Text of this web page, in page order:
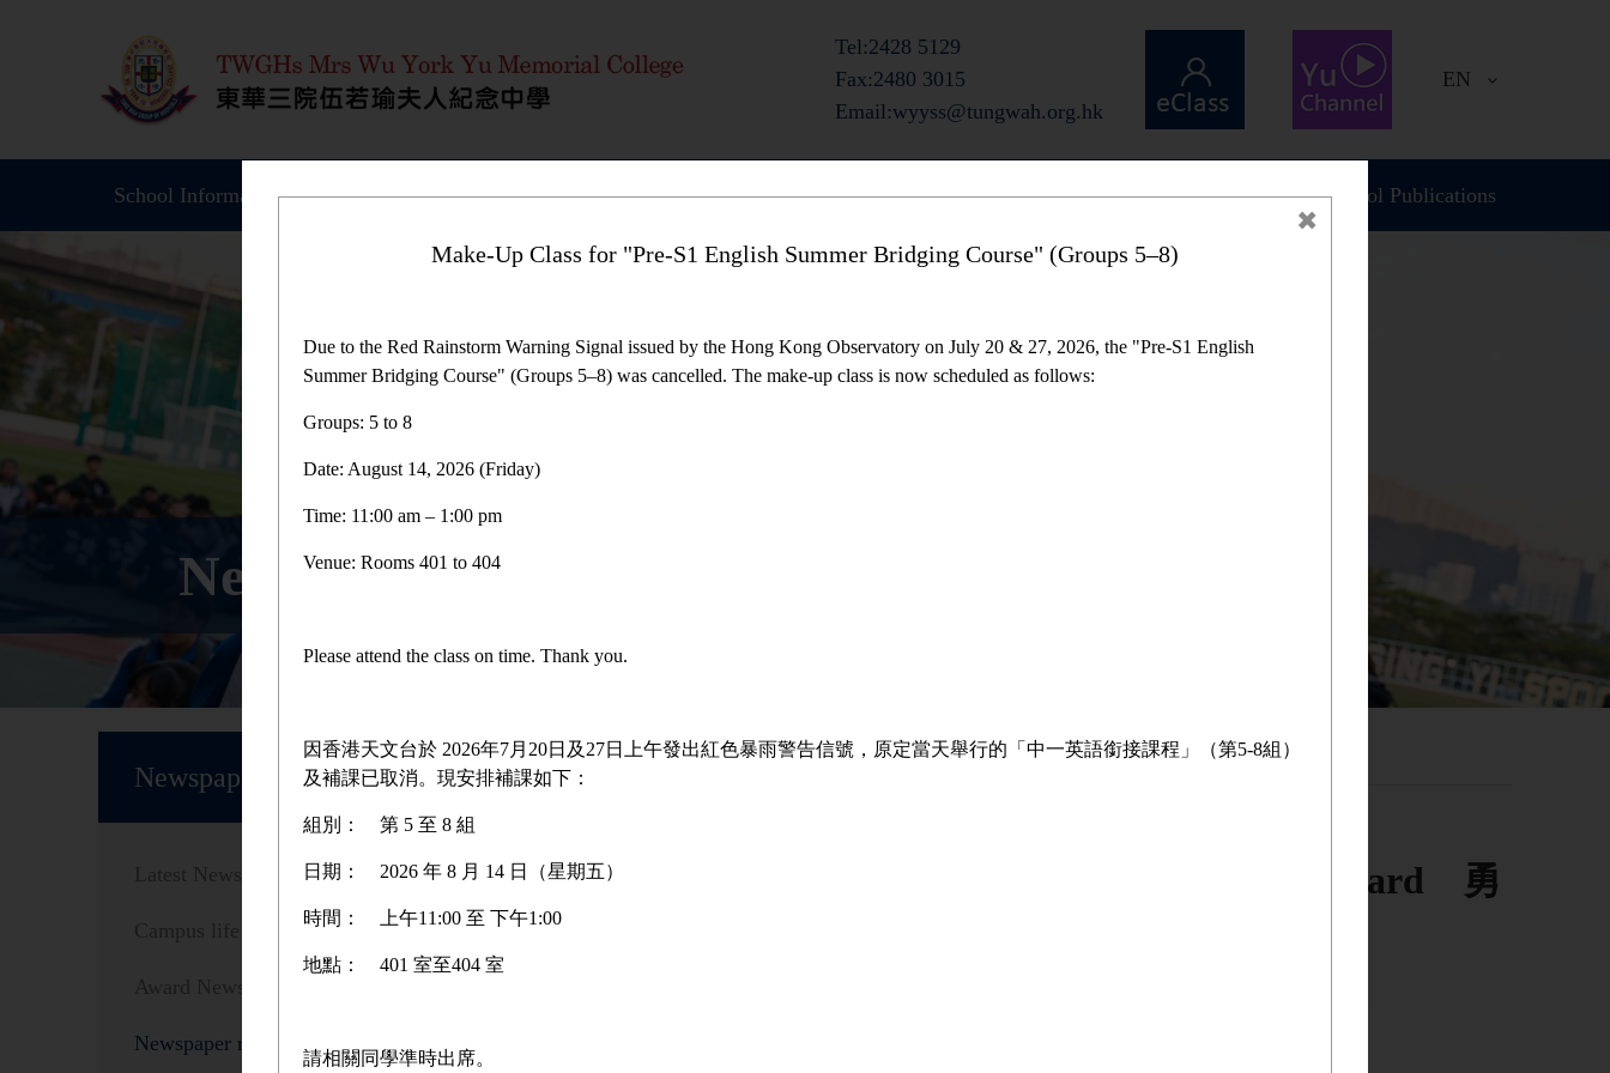
Tel:2428 5129
Fax:2480 3015
Email:wyyss@tungwah.org.hk
EN
School Information Student Achievements Admission Information Campus Life Plan and Report School Publications
Newspaper reports
Newspaper reports
Newspaper reports
Home > Newspaper reports
為港爭光｜6中學組隊研發創新農藥檢測技術PestiGuard 勇
Make-Up Class for "Pre-S1 English Summer Bridging Course" (Groups 5–8)
Due to the Red Rainstorm Warning Signal issued by the Hong Kong Observatory on July 20 & 27, 2026, the "Pre-S1 English
Summer Bridging Course" (Groups 5–8) was cancelled. The make-up class is now scheduled as follows:
Groups: 5 to 8
Date: August 14, 2026 (Friday)
Time: 11:00 am – 1:00 pm
Venue: Rooms 401 to 404
Please attend the class on time. Thank you.
因香港天文台於 2026年7月20日及27日上午發出紅色暴雨警告信號，原定當天舉行的「中一英語銜接課程」（第5-8組）
及補課已取消。現安排補課如下：
組別： 第 5 至 8 組
日期： 2026 年 8 月 14 日（星期五）
時間： 上午11:00 至 下午1:00
地點： 401 室至404 室
請相關同學準時出席。